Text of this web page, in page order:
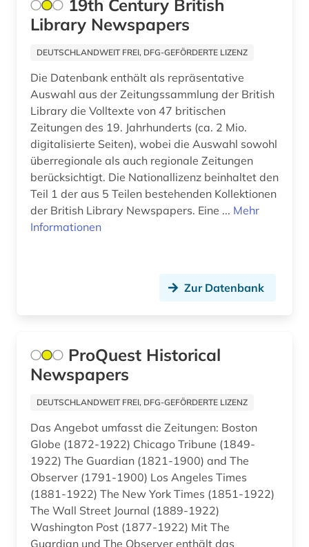
geschichte 1699-1812 (1)
geschichte 1807-1929 (1)
geschichte 1870-2019 (2)
geschichte 1918 - 1934 (1)
geschichte 1918-1933 (1)
geschichte 1942-1945 (1)
geschichte 1974 (1)
geschichte 1974-1990 (1)
glasgow (1)
governance (1)
graz (1)
groningen (1)
grossbritannien (1)
großbritannien (25)
grönland (1)
guangzhou (2)
19th Century British
Library Newspapers
DEUTSCHLANDWEIT FREI, DFG-GEFÖRDERTE LIZENZ
Die Datenbank enthält als repräsentative
Auswahl aus der Zeitungssammlung der British
Library die Volltexte von 47 britischen
Zeitungen des 19. Jahrhunderts (ca. 2 Mio.
digitalisierte Seiten), wobei die Auswahl sowohl
überregionale als auch regionale Zeitungen
berücksichtigt. Die Nationallizenz beinhaltet den
Teil 1 der aus 5 Teilen bestehenden Kollektionen
der British Library Newspapers. Eine ... Mehr
Informationen
Zur Datenbank
ProQuest Historical
Newspapers
DEUTSCHLANDWEIT FREI, DFG-GEFÖRDERTE LIZENZ
Das Angebot umfasst die Zeitungen: Boston
Globe (1872-1922) Chicago Tribune (1849-
1922) The Guardian (1821-1900) and The
Observer (1791-1900) Los Angeles Times
(1881-1922) The New York Times (1851-1922)
The Wall Street Journal (1889-1922)
Washington Post (1877-1922) Mit The
Guardian und The Observer enthält das